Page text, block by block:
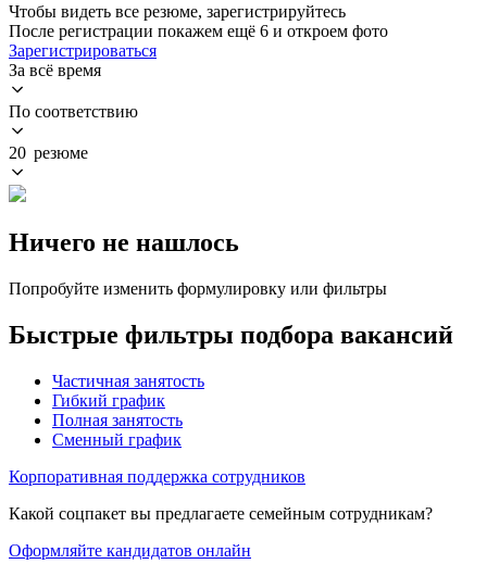
Чтобы видеть все резюме, зарегистрируйтесь
После регистрации покажем ещё 6 и откроем фото
Зарегистрироваться
За всё время
По соответствию
20 резюме
Ничего не нашлось
Попробуйте изменить формулировку или фильтры
Быстрые фильтры подбора вакансий
Частичная занятость
Гибкий график
Полная занятость
Сменный график
Корпоративная поддержка сотрудников
Какой соцпакет вы предлагаете семейным сотрудникам?
Оформляйте кандидатов онлайн